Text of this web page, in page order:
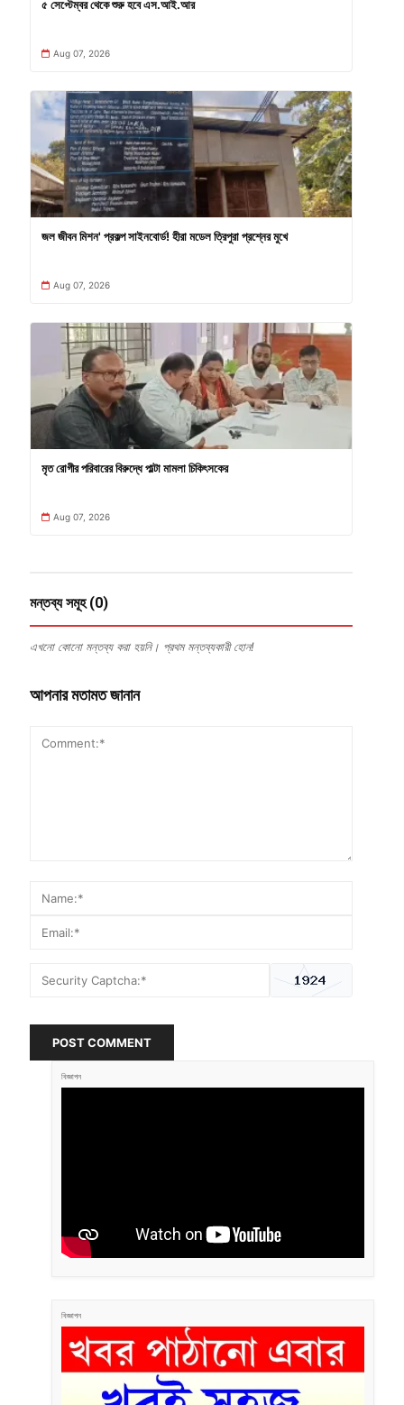
৫ সেপ্টেম্বর থেকে শুরু হবে এস.আই.আর
Aug 07, 2026
জল জীবন মিশন' প্রকল্প সাইনবোর্ড! হীরা মডেল ত্রিপুরা প্রশ্নের মুখে
Aug 07, 2026
মৃত রোগীর পরিবারের বিরুদ্ধে পাল্টা মামলা চিকিৎসকের
Aug 07, 2026
মন্তব্য সমূহ (0)
এখনো কোনো মন্তব্য করা হয়নি। প্রথম মন্তব্যকারী হোন!
আপনার মতামত জানান
POST COMMENT
বিজ্ঞাপন
বিজ্ঞাপন